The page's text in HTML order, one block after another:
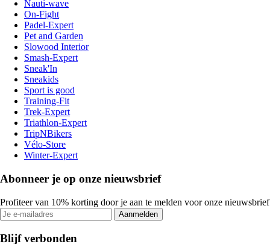
Nauti-wave
On-Fight
Padel-Expert
Pet and Garden
Slowood Interior
Smash-Expert
Sneak'In
Sneakids
Sport is good
Training-Fit
Trek-Expert
Triathlon-Expert
TripNBikers
Vélo-Store
Winter-Expert
Abonneer je op onze nieuwsbrief
Profiteer van 10% korting door je aan te melden voor onze nieuwsbrief
Aanmelden
Blijf verbonden